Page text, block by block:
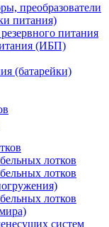
преобразователи
питания)
питания
(ИБП)
(батарейки)
лотков
лотков
лотков
систем